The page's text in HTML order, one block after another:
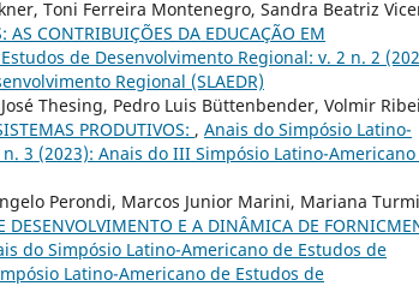
Toni Ferreira Montenegro, Sandra Beatriz
AS CONTRIBUIÇÕES DA EDUCAÇÃO EM
de Desenvolvimento Regional: v. 2 n. 2
Regional (SLAEDR)
Thesing, Pedro Luis Büttenbender, Volmir
PRODUTIVOS: , Anais do Simpósio Latino-
3 (2023): Anais do III Simpósio Latino-
Perondi, Marcos Junior Marini, Mariana
DESENVOLVIMENTO E A DINÂMICA DE
do Simpósio Latino-Americano de Estudos de
Latino-Americano de Estudos de